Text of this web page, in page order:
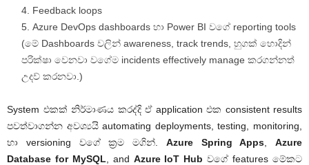
Feedback loops
Azure DevOps dashboards හා Power BI වගේ reporting tools
(මේ Dashboards වලින් awareness, track trends, හුගක් හොදින්
පරික්ෂා වෙනවා වගේම incidents effectively manage කරගන්නත්
උදව් කරනවා.)
System එකක් නිර්මාණය කරද්දි ඒ application එක consistent results
පවත්වාගන්න අවශ්‍යයි automating deployments, testing, monitoring,
හා versioning වගේ ක්‍රම මගින්. Azure Spring Apps
Azure
Database for MySQL , and Azure IoT Hub වගේ features මේකට